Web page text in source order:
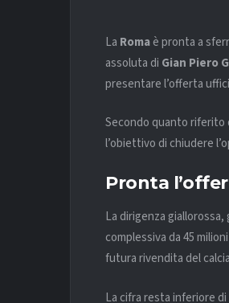
La Romaè pronta a
assoluta di Gian Piero
presentare l’offerta
Secondo quanto riferito
l’obiettivo di chiudere
Pronta
La dirigenza
complessiva da 45
futura rivendita del
La cifra resta inferiore